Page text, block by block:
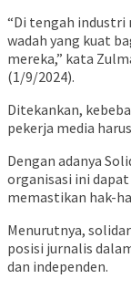
“Di tengah industri
wadah yang kuat
mereka,” kata
(1/9/2024).
Ditekankan,
pekerja media
Dengan adanya
organisasi ini
memastikan hak-
Menurutnya,
posisi jurnalis
dan independen.